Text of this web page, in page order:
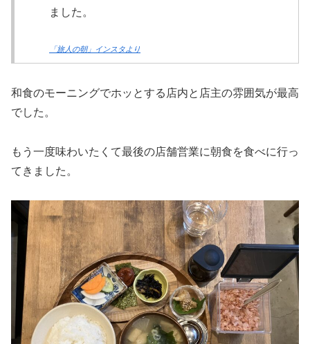
ました。
「旅人の朝」インスタより
和食のモーニングでホッとする店内と店主の雰囲気が最高
でした。
もう一度味わいたくて最後の店舗営業に朝食を食べに行っ
てきました。